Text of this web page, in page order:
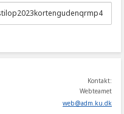
Kontakt:
Webteamet
web@adm.ku.dk